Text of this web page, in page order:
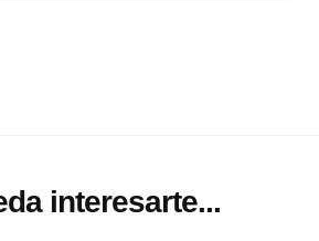
interesarte...